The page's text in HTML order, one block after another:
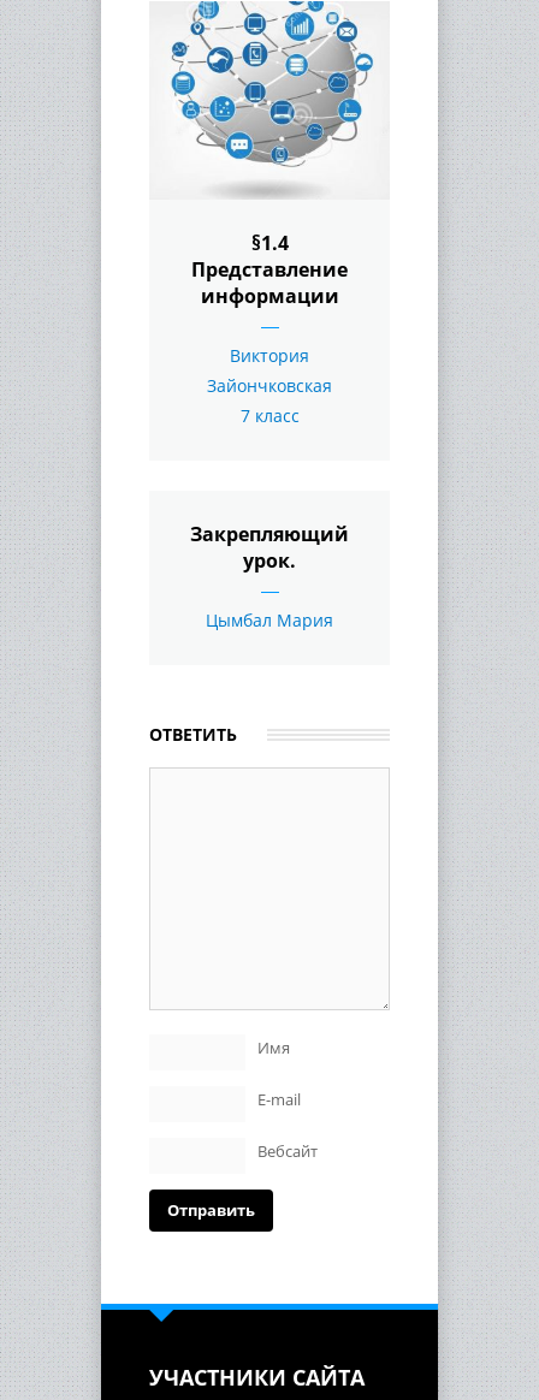
§1.4
Представление
информации
Виктория
Зайончковская
7 класс
Закрепляющий
урок.
Цымбал Мария
ОТВЕТИТЬ
Имя
E-mail
Вебсайт
УЧАСТНИКИ САЙТА